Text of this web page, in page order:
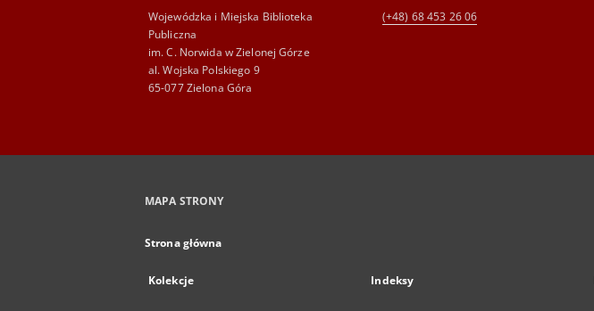
Wojewódzka i Miejska Biblioteka
Publiczna
im. C. Norwida w Zielonej Górze
al. Wojska Polskiego 9
65-077 Zielona Góra
(+48) 68 453 26 06
MAPA STRONY
Strona główna
Kolekcje Indeksy